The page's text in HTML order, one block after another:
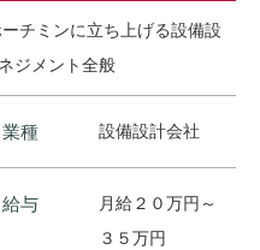
チミンに立ち上げる設備設
ジメント全般
業種 設備設計会社
給与
月給２０万円～
３５万円